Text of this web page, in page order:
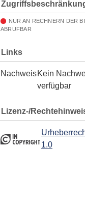
NUR AN RECHNERN DER
ABRUFBAR
Links
NachweisKein
verfügbar
Lizenz-/
1.0